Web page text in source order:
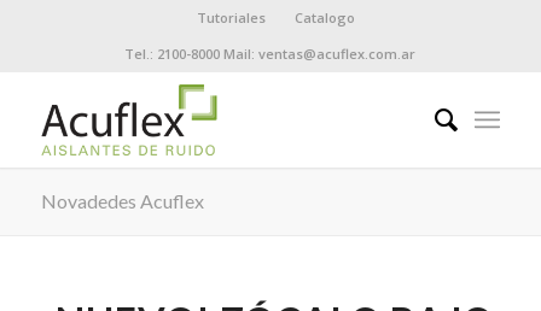
Tutoriales
Catalogo
Tel.: 2100-8000 Mail: ventas@acuflex.com.ar
Novadedes Acuflex